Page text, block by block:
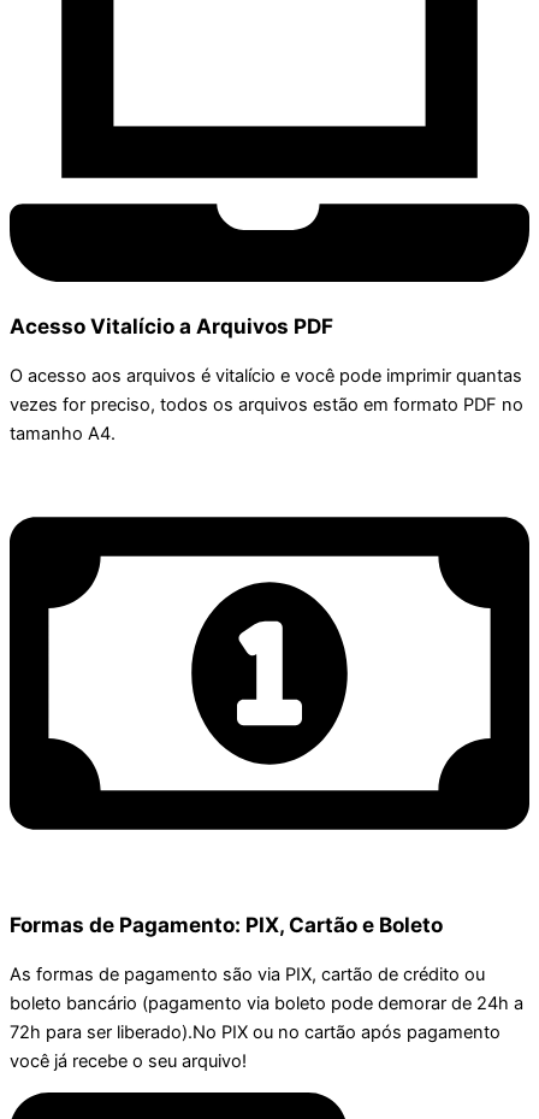
Acesso Vitalício a Arquivos PDF
O acesso aos arquivos é vitalício e você pode imprimir quantas
vezes for preciso, todos os arquivos estão em formato PDF no
tamanho A4.
Formas de Pagamento: PIX, Cartão e Boleto
As formas de pagamento são via PIX, cartão de crédito ou
boleto bancário (pagamento via boleto pode demorar de 24h a
72h para ser liberado).No PIX ou no cartão após pagamento
você já recebe o seu arquivo!